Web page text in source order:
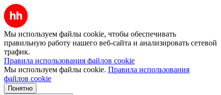
Мы используем файлы cookie, чтобы обеспечивать
правильную работу нашего веб-сайта и анализировать сетевой
трафик.
Правила использования файлов cookie
Мы используем файлы cookie. Правила использования
файлов cookie
Понятно